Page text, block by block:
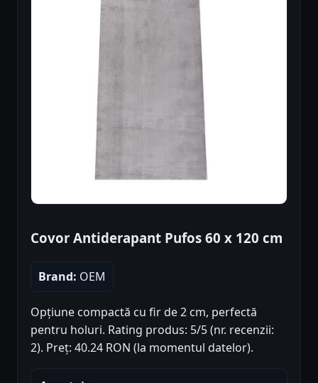
Covor Antiderapant Pufos 60 x 120 cm
Brand: OEM
Opțiune compactă cu fir de 2 cm, perfectă
pentru holuri. Rating produs: 5/5 (nr. recenzii:
2). Preț: 40.24 RON (la momentul datelor).